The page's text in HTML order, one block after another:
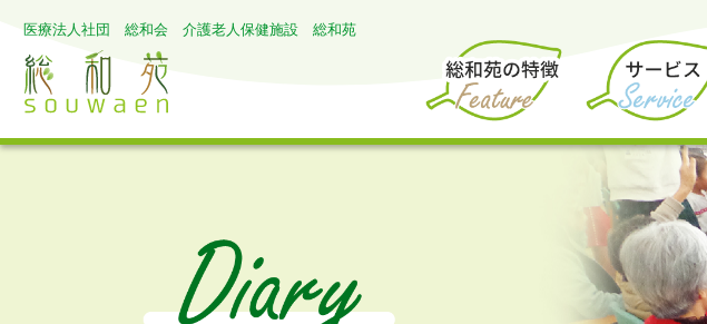
医療法人社団 総和会 介護老人保健施設 総和苑